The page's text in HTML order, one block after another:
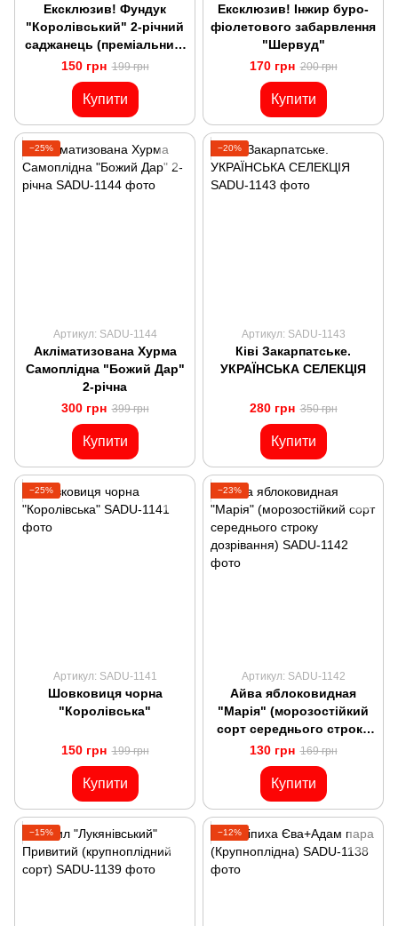
Ексклюзив! Фундук
"Королівський" 2-річний
саджанець (преміальний,
високоврожайний сорт)
150 грн 199 грн
Купити
Ексклюзив! Інжир буро-
фіолетового забарвлення
"Шервуд"
170 грн 200 грн
Купити
−25%
Артикул: SADU-1144
Акліматизована Хурма
Самоплідна "Божий Дар"
2-річна
300 грн 399 грн
Купити
−20%
Артикул: SADU-1143
Ківі Закарпатське.
УКРАЇНСЬКА СЕЛЕКЦІЯ
280 грн 350 грн
Купити
−25%
Артикул: SADU-1141
Шовковиця чорна
"Королівська"
150 грн 199 грн
Купити
−23%
Артикул: SADU-1142
Айва яблоковидная
"Марія" (морозостійкий
сорт середнього строку
дозрівання)
130 грн 169 грн
Купити
−15% −12%